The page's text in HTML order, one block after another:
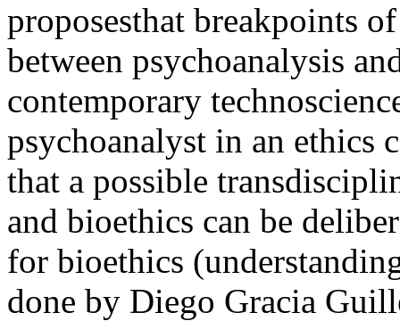
proposesthat breakpoints
between psychoanalysis
contemporary
psychoanalyst in an ethics
that a possible
and bioethics can be
for bioethics
done by Diego Gracia